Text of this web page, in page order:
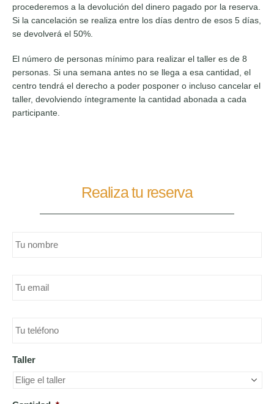
procederemos a la devolución del dinero pagado por la reserva.
Si la cancelación se realiza entre los días dentro de esos 5 días,
se devolverá el 50%.
El número de personas mínimo para realizar el taller es de 8
personas. Si una semana antes no se llega a esa cantidad, el
centro tendrá el derecho a poder posponer o incluso cancelar el
taller, devolviendo íntegramente la cantidad abonada a cada
participante.
Realiza tu reserva
completo *
Taller